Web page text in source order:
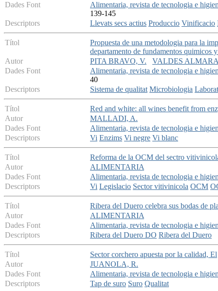
Dades Font
Alimentaria, revista de tecnologia e
139-145
Descriptors
Llevats secs actius Produccio Vinificacio
Títol
Propuesta de una metodologia para la
departamento de fundamentos quimicos
Autor
PITA BRAVO, V.
VALDES
Dades Font
Alimentaria, revista de tecnologia e
40
Descriptors
Sistema de qualitat Microbiologia
Títol
Red and white: all wines benefit from
Autor
MALLADI, A.
Dades Font
Alimentaria, revista de tecnologia e
Descriptors
Vi Enzims Vi negre Vi blanc
Títol
Reforma de la OCM del sectro
Autor
ALIMENTARIA
Dades Font
Alimentaria, revista de tecnologia e
Descriptors
Vi Legislacio Sector vitivinicola OCM
Títol
Ribera del Duero celebra sus bodas de
Autor
ALIMENTARIA
Dades Font
Alimentaria, revista de tecnologia e
Descriptors
Ribera del Duero DO Ribera del Duero
Títol
Sector corchero apuesta por la calidad, El
Autor
JUANOLA, R.
Dades Font
Alimentaria, revista de tecnologia e
Descriptors
Tap de suro Suro Qualitat